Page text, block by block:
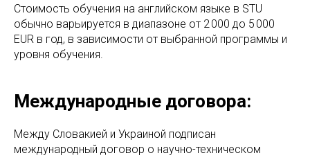
Стоимость обучения на английском языке в STU
обычно варьируется в диапазоне от 2 000 до 5 000
EUR в год, в зависимости от выбранной программы и
уровня обучения.
Международные договора:
Между Словакией и Украиной подписан
международный договор о научно-техническом